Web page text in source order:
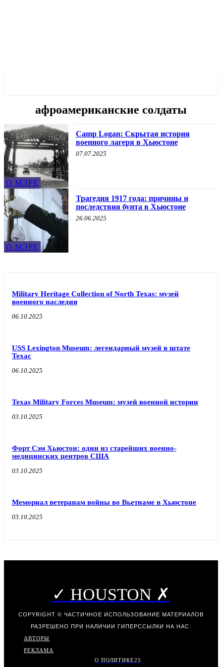
афроамериканские солдаты
О МЭРЕ
Camp Logan: Скрытая история
военного лагеря в Хьюстоне
07.07.2025
О МЭРЕ
Трагедия 1917 года: причины и
последствия бунта в Хьюстоне
26.06.2025
Military Heritage Collection of North Texas: музей
военного наследия
06.10.2025
USS Lexington Museum: легендарный музей в штате
Техас
06.10.2025
Texas Military Forces Museum: музей военной истории
03.10.2025
Форт Сэм Хьюстон: один из старейших военно-
медицинских центров США
03.10.2025
Мемориал ветеранам войны во Вьетнаме в Хьюстоне
03.10.2025
✓ HOUSTON ✗
COPYRIGHT © ЧАСТИЧНОЕ ИСПОЛЬЗОВАНИЕ МАТЕРИАЛОВ
РАЗРЕШЕНО ПРИ НАЛИЧИИ ГИПЕРССЫЛКИ НА НАС.
АВТОРЫ
РЕКЛАМА
О ПОЛИТИКЕ25